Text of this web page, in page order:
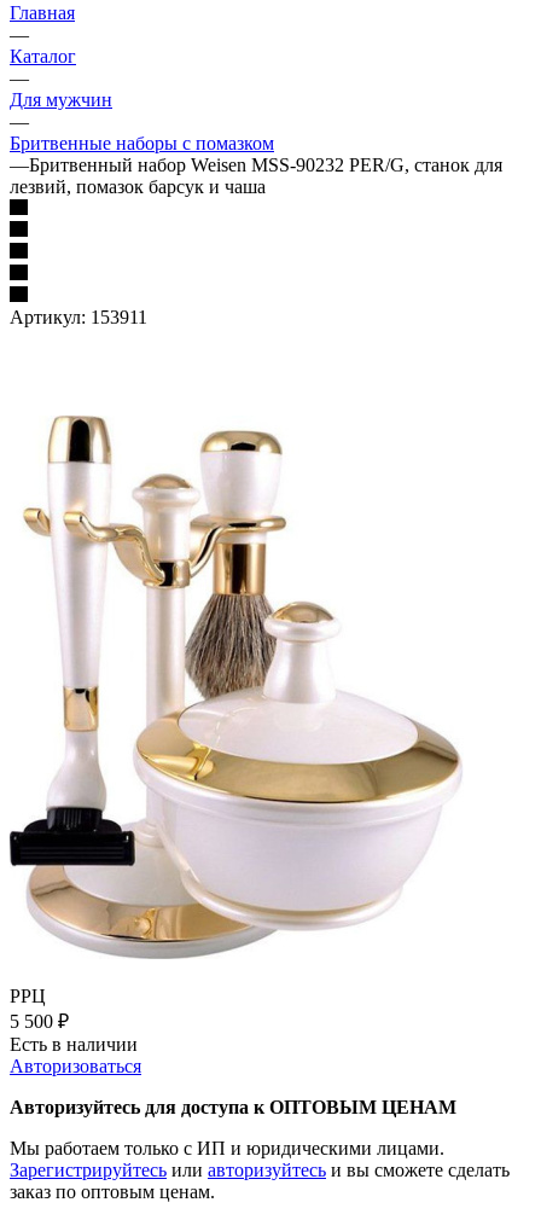
Главная
—
Каталог
—
Для мужчин
—
Бритвенные наборы с помазком
—Бритвенный набор Weisen MSS-90232 PER/G, станок для
лезвий, помазок барсук и чаша
Артикул: 153911
РРЦ
5 500 ₽
Есть в наличии
Авторизоваться
Авторизуйтесь для доступа к ОПТОВЫМ ЦЕНАМ
Мы работаем только с ИП и юридическими лицами.
Зарегистрируйтесь или авторизуйтесь и вы сможете сделать
заказ по оптовым ценам.